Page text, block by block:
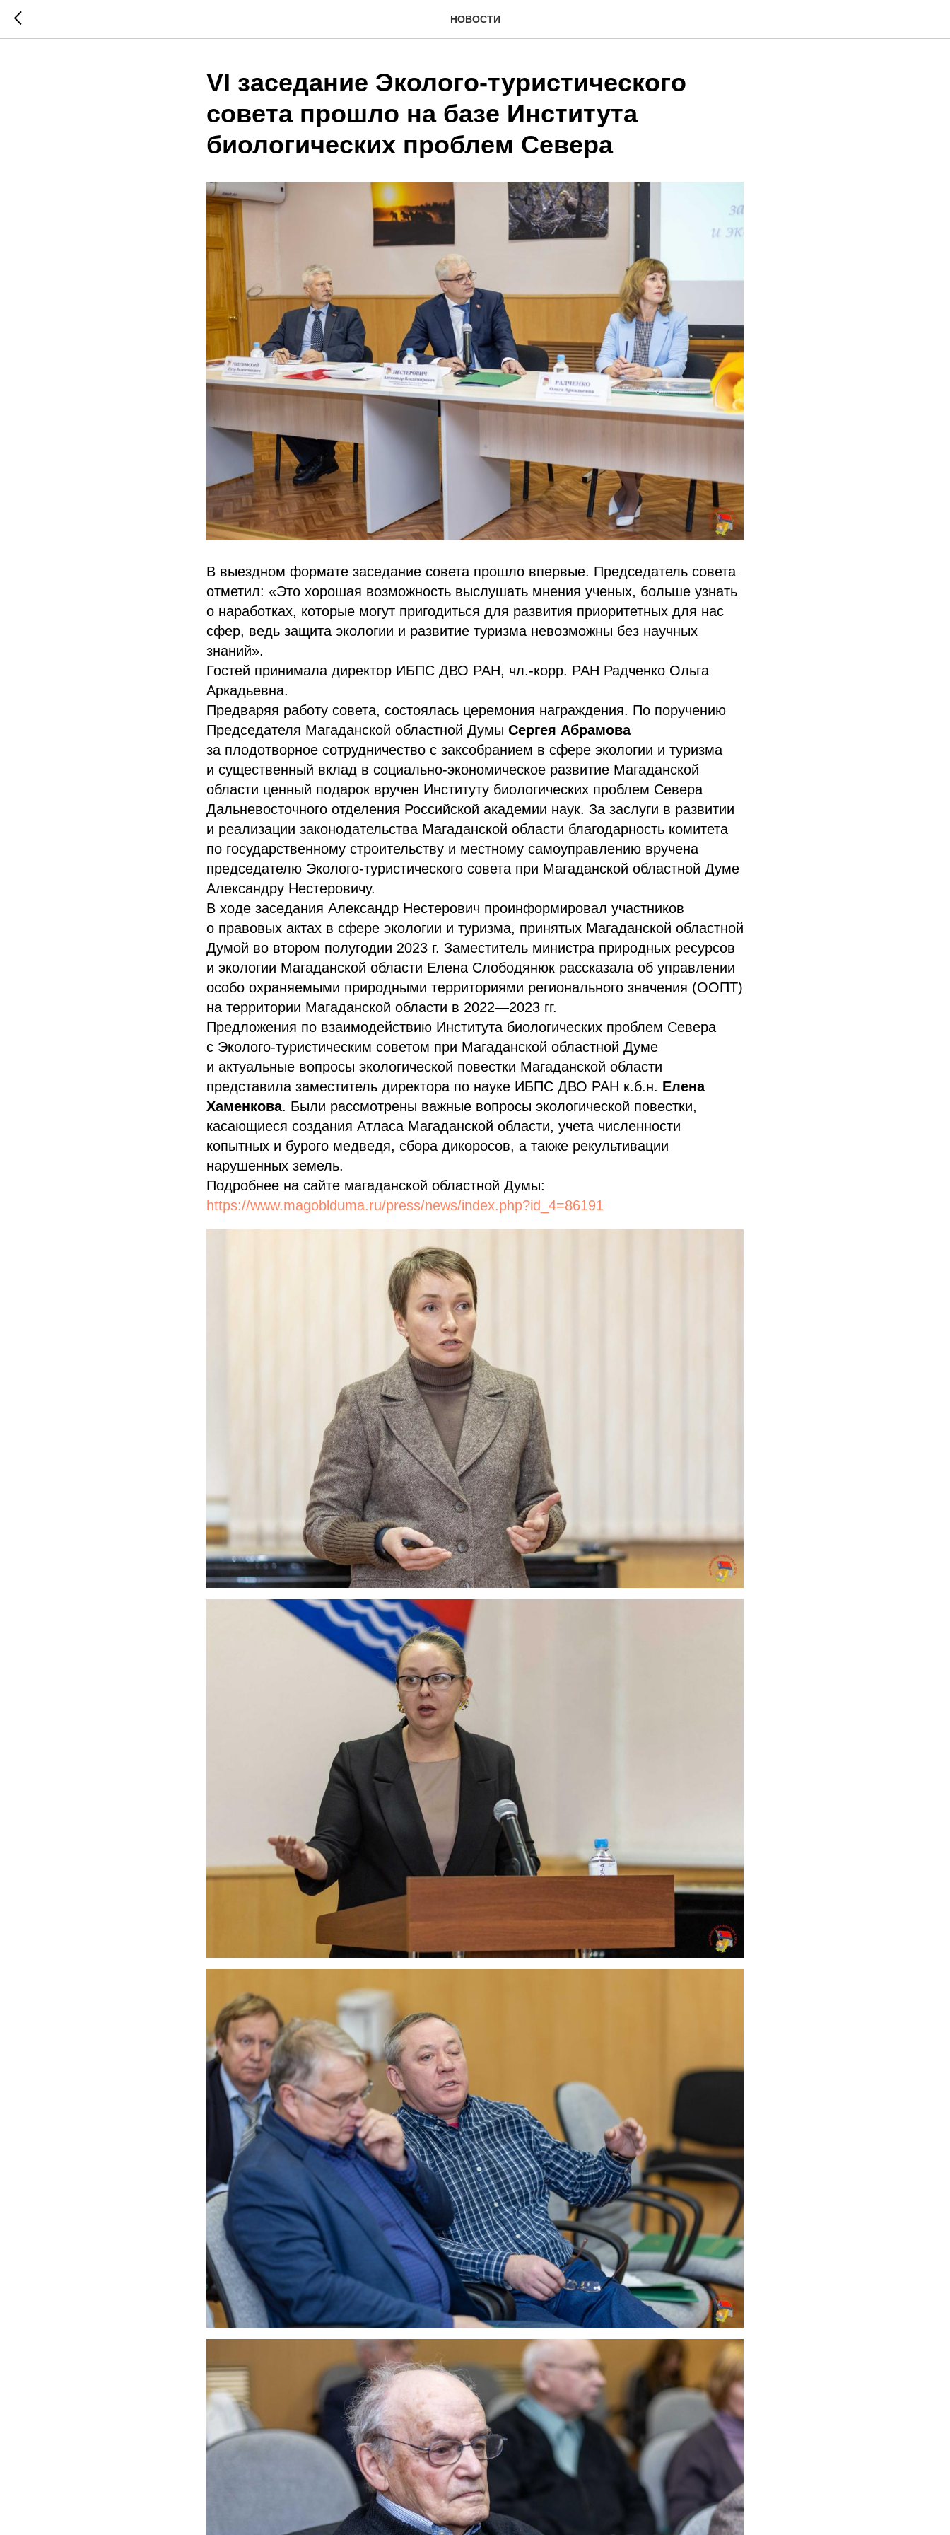
НОВОСТИ
VI заседание Эколого-туристического
совета прошло на базе Института
биологических проблем Севера
В выездном формате заседание совета прошло впервые. Председатель совета
отметил: «Это хорошая возможность выслушать мнения ученых, больше узнать
о наработках, которые могут пригодиться для развития приоритетных для нас
сфер, ведь защита экологии и развитие туризма невозможны без научных
знаний».
Гостей принимала директор ИБПС ДВО РАН, чл.-корр. РАН Радченко Ольга
Аркадьевна.
Предваряя работу совета, состоялась церемония награждения. По поручению
Председателя Магаданской областной Думы Сергея Абрамова
за плодотворное сотрудничество с заксобранием в сфере экологии и туризма
и существенный вклад в социально-экономическое развитие Магаданской
области ценный подарок вручен Институту биологических проблем Севера
Дальневосточного отделения Российской академии наук. За заслуги в развитии
и реализации законодательства Магаданской области благодарность комитета
по государственному строительству и местному самоуправлению вручена
председателю Эколого-туристического совета при Магаданской областной Думе
Александру Нестеровичу.
В ходе заседания Александр Нестерович проинформировал участников
о правовых актах в сфере экологии и туризма, принятых Магаданской областной
Думой во втором полугодии 2023 г. Заместитель министра природных ресурсов
и экологии Магаданской области Елена Слободянюк рассказала об управлении
особо охраняемыми природными территориями регионального значения (ООПТ)
на территории Магаданской области в 2022—2023 гг.
Предложения по взаимодействию Института биологических проблем Севера
с Эколого-туристическим советом при Магаданской областной Думе
и актуальные вопросы экологической повестки Магаданской области
представила заместитель директора по науке ИБПС ДВО РАН к.б.н. Елена
Хаменкова. Были рассмотрены важные вопросы экологической повестки,
касающиеся создания Атласа Магаданской области, учета численности
копытных и бурого медведя, сбора дикоросов, а также рекультивации
нарушенных земель.
Подробнее на сайте магаданской областной Думы:
https://www.magoblduma.ru/press/news/index.php?id_4=86191